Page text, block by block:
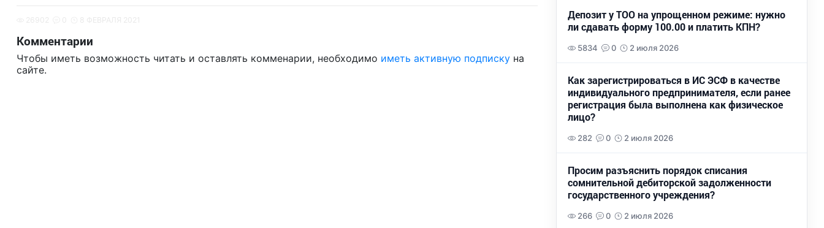
Комментарии
Чтобы иметь возможность читать и оставлять комменарии, необходимо иметь активную подписку на
сайте.
Депозит у ТОО на упрощенном режиме: нужно
ли сдавать форму 100.00 и платить КПН?
5834 0 2 июля 2026
Как зарегистрироваться в ИС ЭСФ в качестве
индивидуального предпринимателя, если ранее
регистрация была выполнена как физическое
лицо?
282 0 2 июля 2026
Просим разъяснить порядок списания
сомнительной дебиторской задолженности
государственного учреждения?
266 0 2 июля 2026